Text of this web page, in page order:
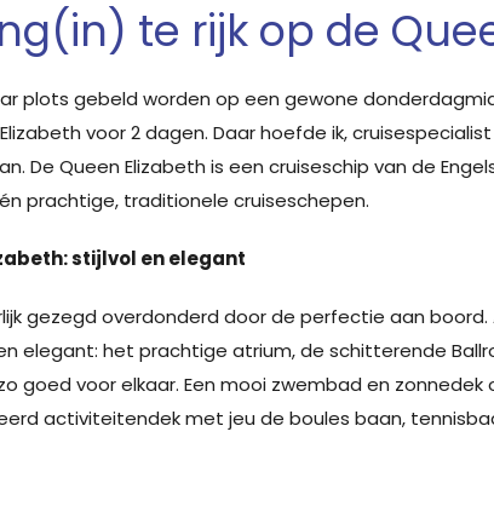
te rijk op de
plots gebeld worden op een gewone
voor 2 dagen. Daar hoefde ik,
De Queen Elizabeth is een cruiseschip van de
prachtige, traditionele cruiseschepen.
stijlvol en elegant
gezegd overdonderd door de perfectie aan
elegant: het prachtige atrium, de schitterende
goed voor elkaar. Een mooi zwembad en
activiteitendek met jeu de boules baan,